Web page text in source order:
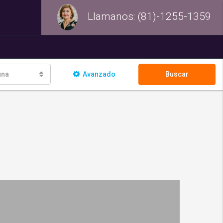
Llamanos: (81)-1255-1359
Avanzado Buscar